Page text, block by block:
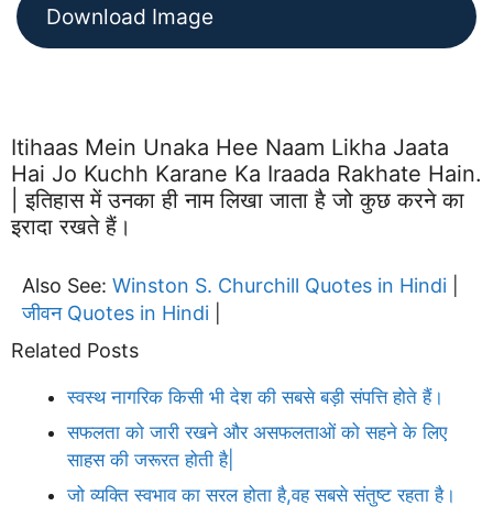
Download Image
Itihaas Mein Unaka Hee Naam Likha Jaata
Hai Jo Kuchh Karane Ka Iraada Rakhate Hain.
| इतिहास में उनका ही नाम लिखा जाता है जो कुछ करने का
इरादा रखते हैं।
Also See: Winston S. Churchill Quotes in Hindi
जीवन Quotes in Hindi
Related Posts
स्वस्थ नागरिक किसी भी देश की सबसे बड़ी संपत्ति होते हैं।
सफलता को जारी रखने और असफलताओं को सहने के लिए
साहस की जरूरत होती है|
जो व्यक्ति स्वभाव का सरल होता है,वह सबसे संतुष्ट रहता है।